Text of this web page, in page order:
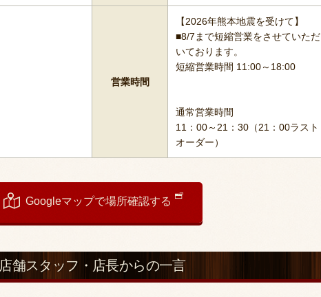
営業時間
【2026年熊本地震を受けて】
■8/7まで短縮営業をさせていただ
いております。
短縮営業時間 11:00～18:00
通常営業時間
11：00～21：30（21：00ラスト
オーダー）
Googleマップで場所確認する
店舗スタッフ・ 店長からの一言